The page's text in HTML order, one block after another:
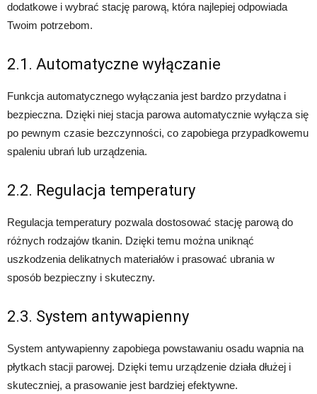
dodatkowe i wybrać stację parową, która najlepiej odpowiada
Twoim potrzebom.
2.1. Automatyczne wyłączanie
Funkcja automatycznego wyłączania jest bardzo przydatna i
bezpieczna. Dzięki niej stacja parowa automatycznie wyłącza się
po pewnym czasie bezczynności, co zapobiega przypadkowemu
spaleniu ubrań lub urządzenia.
2.2. Regulacja temperatury
Regulacja temperatury pozwala dostosować stację parową do
różnych rodzajów tkanin. Dzięki temu można uniknąć
uszkodzenia delikatnych materiałów i prasować ubrania w
sposób bezpieczny i skuteczny.
2.3. System antywapienny
System antywapienny zapobiega powstawaniu osadu wapnia na
płytkach stacji parowej. Dzięki temu urządzenie działa dłużej i
skuteczniej, a prasowanie jest bardziej efektywne.